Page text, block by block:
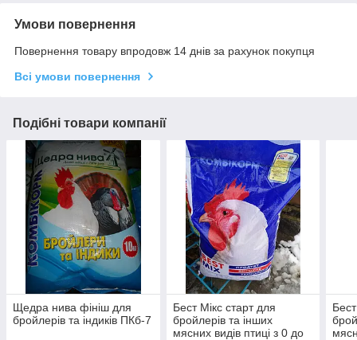
Умови повернення
Повернення товару впродовж 14 днів за рахунок покупця
Всі умови повернення
Подібні товари компанії
Щедра нива фініш для
бройлерів та індиків ПКб-7
Бест Мікс старт для
бройлерів та інших
мясних видів птиці з 0 до